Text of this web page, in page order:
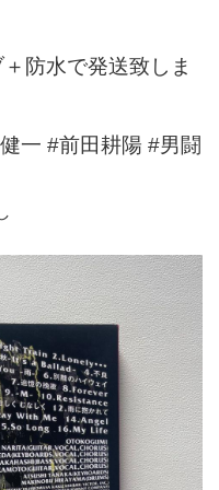
防水で発送致しま
一 #前田耕陽 #男闘